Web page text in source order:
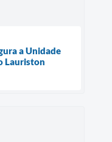
a Unidade
Lauriston